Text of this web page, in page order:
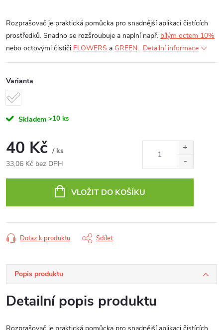
Rozprašovač je praktická pomůcka pro snadnější aplikaci čistících
prostředků. Snadno se rozšroubuje a naplní např. bílým octem 10%
nebo octovými čističi FLOWERS a GREEN. Detailní informace
Varianta
Skladem >10 ks
40 Kč / ks
33,06 Kč bez DPH
VLOŽIT DO KOŠÍKU
Dotaz k produktu Sdílet
Popis produktu
Detailní popis produktu
Rozprašovač je praktická pomůcka pro snadnější aplikaci čistících